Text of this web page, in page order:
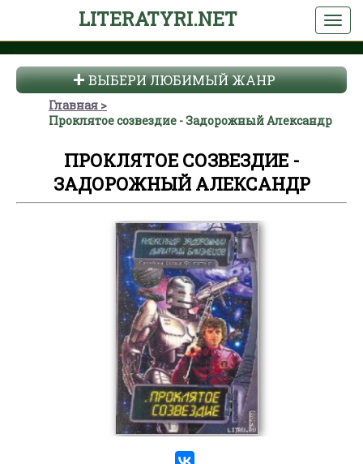
LITERATYRI.NET
ВЫБЕРИ ЛЮБИМЫЙ ЖАНР
Главная
Проклятое созвездие - Задорожный Александр
ПРОКЛЯТОЕ СОЗВЕЗДИЕ -
ЗАДОРОЖНЫЙ АЛЕКСАНДР